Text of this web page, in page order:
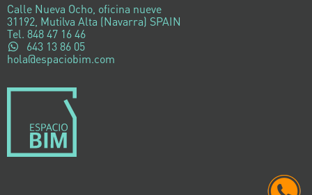
Calle Nueva Ocho, oficina nueve
31192, Mutilva Alta (Navarra) SPAIN
Tel. 848 47 16 46
643 13 86 05
hola@espaciobim.com